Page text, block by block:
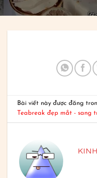
Bài viết này được đăng
Teabreak đẹp mắt - sang